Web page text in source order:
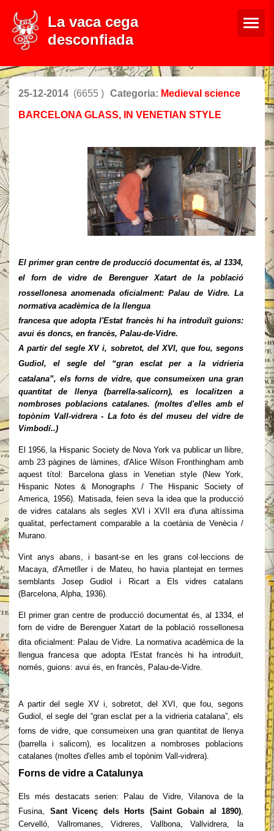
La vaca cega
desconfiada
25-12-2014 (6655 ) Categoria: Medieval science
BARCELONA GLASS, IN VENETIAN STYLE
El primer gran centre de producció documentat és, al 1334,
el forn de vidre de Berenguer Xatart de la
població
rossellonesa anomenada oficialment: Palau de Vidre. La
normativa acadèmica de la llengua
francesa que adopta l'Estat francès hi ha introduït guions:
avui és doncs, en francès, Palau-de-Vidre.
A partir del segle XV i, sobretot, del XVI, que fou, segons
Gudiol, el
segle del “gran esclat per a la
vidrieria
catalana”, els forns de vidre, que consumeixen una gran
quantitat de llenya (barrella-salicorn), es localitzen a
nombroses poblacions catalanes. (moltes d'elles amb el
topònim Vall-vidrera - La foto és del museu del vidre de
Vimbodí..)
El 1956, la Hispanic Society de Nova York va publicar un llibre,
amb 23 pàgines de làmines, d'Alice Wilson Fronthingham amb
aquest títol: Barcelona glass in Venetian style (New York,
Hispanic Notes & Monographs / The Hispanic Society of
America, 1956). Matisada, feien seva la idea que la producció
de vidres catalans als segles XVI i XVII era d'una altíssima
qualitat, perfectament comparable a la coetània de Venècia /
Murano.
Vint anys abans, i basant-se en les grans col·leccions de
Macaya, d'Ametller i de Mateu, ho havia plantejat en termes
semblants Josep Gudiol i Ricart a Els vidres catalans
(Barcelona, Alpha, 1936).
El primer gran centre de producció documentat és, al 1334, el
forn de vidre de Berenguer Xatart de la població rossellonesa
dita oficialment: Palau de Vidre. La normativa acadèmica de la
llengua francesa que adopta l'Estat francès hi ha introduït,
només, guions: avui és, en francès, Palau-de-Vidre.
A partir del segle XV i, sobretot, del XVI, que fou, segons
Gudiol, el segle del “gran esclat per a la vidrieria catalana”, els
forns de vidre, que consumeixen una gran quantitat de llenya
(barrella i salicorn), es localitzen a nombroses poblacions
catalanes (moltes d'elles amb el topònim Vall-vidrera).
Forns de vidre a Catalunya
Els més destacats serien: Palau de Vidre, Vilanova de la
Fusina, Sant Vicenç dels Horts (Saint Gobain al 1890),
Cervelló, Vallromanes, Vidreres, Vallbona, Vallvidrera, la